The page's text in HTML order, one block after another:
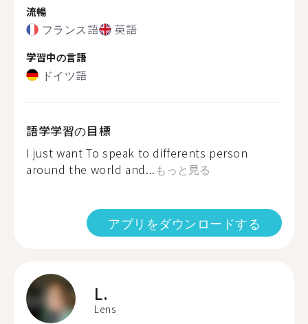
流暢
フランス語 英語
学習中の言語
ドイツ語
語学学習の目標
I just want To speak to differents person
around the world and... もっと見る
アプリをダウンロードする
L.
Lens